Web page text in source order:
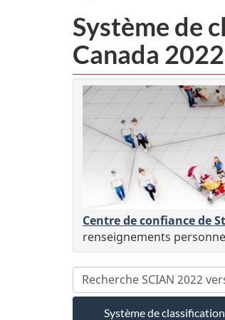
Système de
Canada
Centre de confiance de
renseignements
Système de